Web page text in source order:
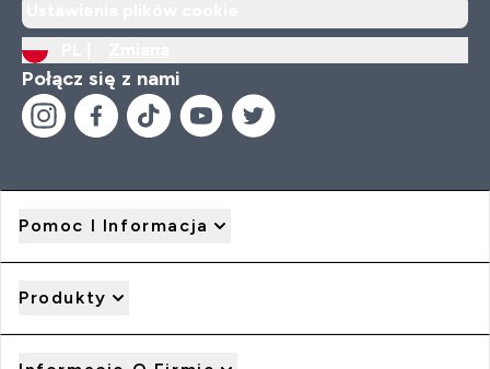
Połącz się z nami
Pomoc I Informacja
Produkty